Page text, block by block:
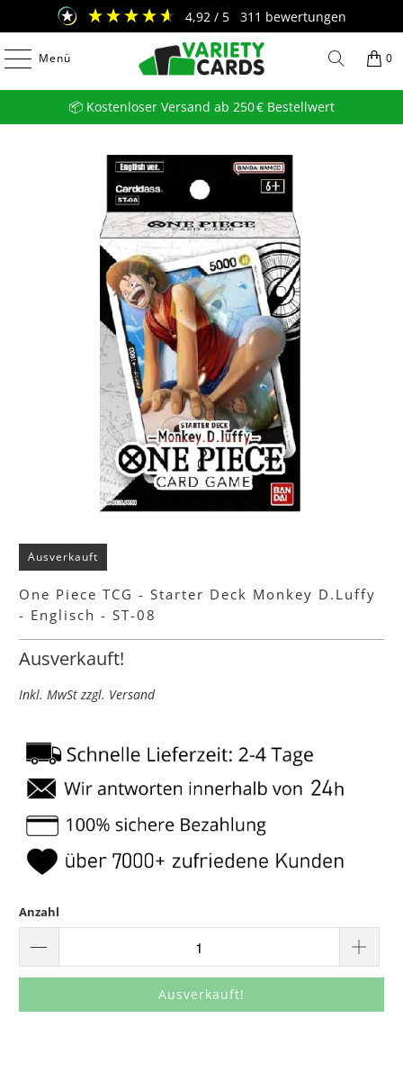
Menü 0
4,92 / 5 311 bewertungen
📦 Kostenloser Versand ab 250 € Bestellwert
Ausverkauft
One Piece TCG - Starter Deck Monkey D.Luffy
- Englisch - ST-08
Ausverkauft!
Inkl. MwSt zzgl. Versand
Anzahl
Ausverkauft!